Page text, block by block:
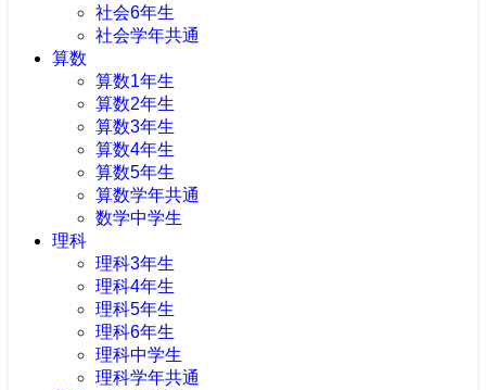
社会6年生
社会学年共通
算数
算数1年生
算数2年生
算数3年生
算数4年生
算数5年生
算数学年共通
数学中学生
理科
理科3年生
理科4年生
理科5年生
理科6年生
理科中学生
理科学年共通